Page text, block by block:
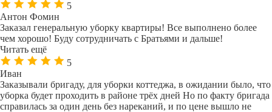
5
Антон Фомин
Заказал генеральную уборку квартиры! Все выполнено более
чем хорошо! Буду сотрудничать с Братьями и дальше!
Читать ещё
5
Иван
Заказывали бригаду, для уборки коттеджа, в ожидании было, что
уборка будет проходить в районе трёх дней Но по факту бригада
справилась за один день без нареканий, и по цене вышло не